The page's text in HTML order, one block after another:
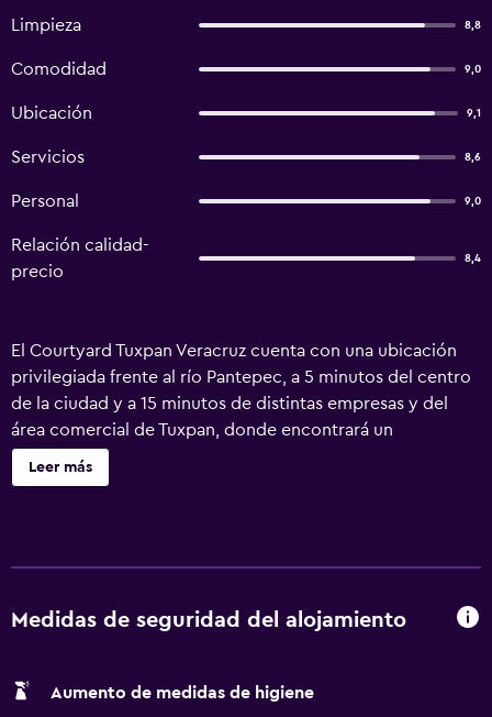
Limpieza 8,8
Comodidad 9,0
Ubicación 9,1
Servicios 8,6
Personal 9,0
Relación calidad-
precio
8,4
El Courtyard Tuxpan Veracruz cuenta con una ubicación
privilegiada frente al río Pantepec, a 5 minutos del centro
de la ciudad y a 15 minutos de distintas empresas y del
área comercial de Tuxpan, donde encontrará un
importante desarrollo del turismo. Con su hermosa
arquitectura le ofrece un diseño moderno inspirado en la
Leer más
Medidas de seguridad del alojamiento
Aumento de medidas de higiene